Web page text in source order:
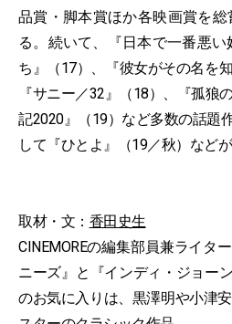
品賞・脚本賞ほか各映画賞を
る。続いて、『日本で一番悪
ち』（17）、『彼女がその名を
『サニー／32』（18）、『孤狼
記2020』（19）など多数の話題
して『ひとよ』（19／秋）などが
取材・文： 香田史生
CINEMOREの編集部員兼ライタ
ニーズ』と『インディ・ジョー
のお気に入りは、黒澤明や小津